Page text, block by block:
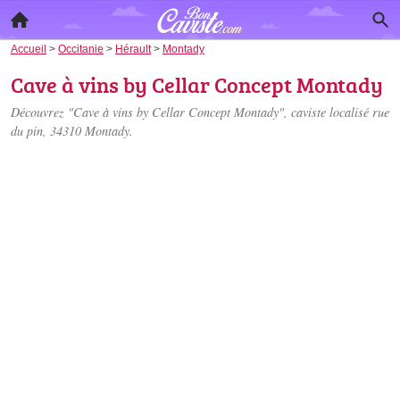
Accueil > Occitanie > Hérault> Montady
Cave à vins by Cellar Concept Montady
Découvrez "Cave à vins by Cellar Concept Montady", caviste localisé rue
du pin, 34310 Montady.